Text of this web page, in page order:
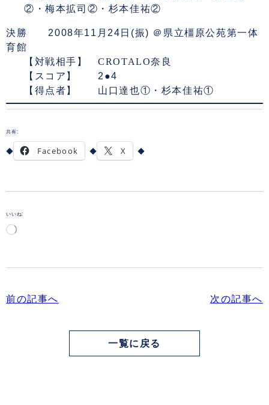
②・梅本拡司②・杉本佳祐②
決勝 2008年11月24日(振) ＠県立橿原公苑第一体
育館
【対戦相手】CROTALO奈良
【スコア】 2●4
【得点者】 山口達也①・杉本佳祐①
共有:
Facebook X
いいね:
読
中…
前の記事へ 次の記事へ
一覧に戻る